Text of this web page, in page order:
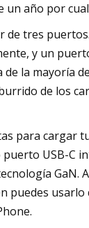
un año por
de tres
y un
de la mayoría
de los
para cargar
USB-C
GaN.
puedes usarlo